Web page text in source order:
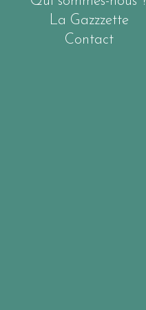
La Gazzzette
Contact